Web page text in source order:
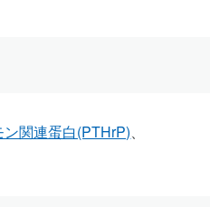
関連蛋白(PTHrP)